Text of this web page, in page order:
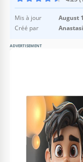
Mis à jour
August
Créé par
ADVERTISEMENT